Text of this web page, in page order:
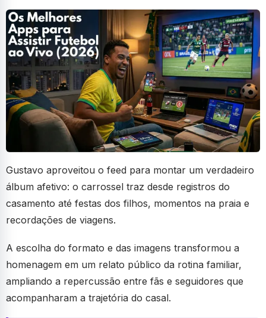
Gustavo aproveitou o feed para montar um verdadeiro
álbum afetivo: o carrossel traz desde registros do
casamento até festas dos filhos, momentos na praia e
recordações de viagens.
A escolha do formato e das imagens transformou a
homenagem em um relato público da rotina familiar,
ampliando a repercussão entre fãs e seguidores que
acompanharam a trajetória do casal.